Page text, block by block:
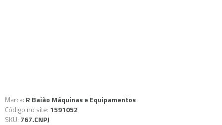
Marca: R Baião Máquinas e Equipamentos
Código no site: 1591052
SKU: 767.CNPJ